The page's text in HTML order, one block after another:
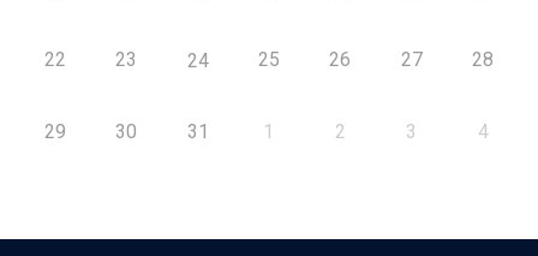
22 23 24 25 26 27 28
29 30 31 1 2 3 4